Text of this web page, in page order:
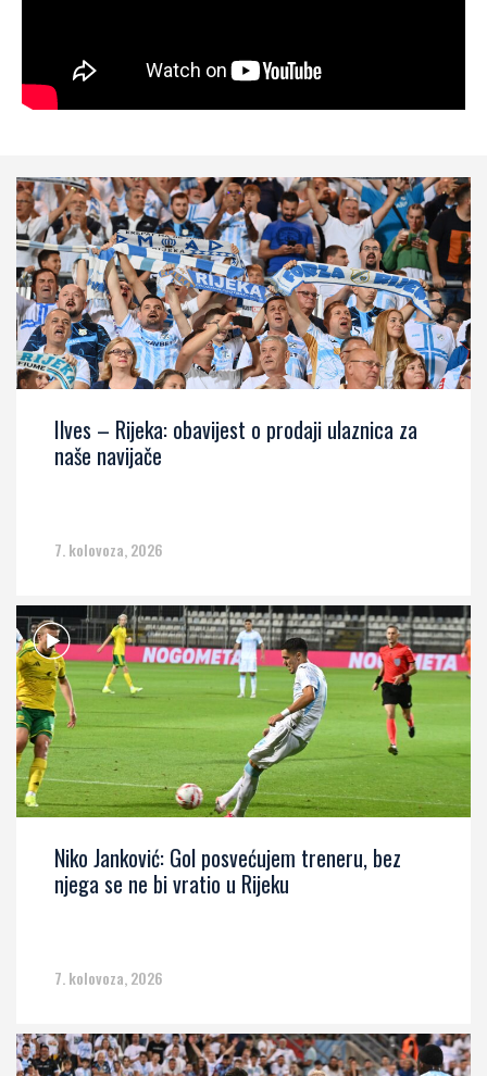
Ilves – Rijeka: obavijest o prodaji ulaznica za
naše navijače
7. kolovoza, 2026
Niko Janković: Gol posvećujem treneru, bez
njega se ne bi vratio u Rijeku
7. kolovoza, 2026